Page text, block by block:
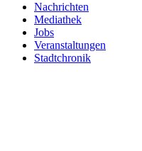
Nachrichten
Mediathek
Jobs
Veranstaltungen
Stadtchronik